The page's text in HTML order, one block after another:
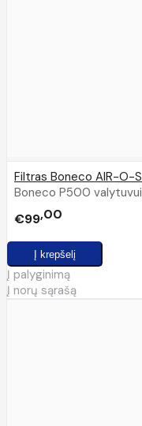
Filtras Boneco AIR-O-
Boneco P500
€99 00
Į palyginimą
Į norų sąrašą